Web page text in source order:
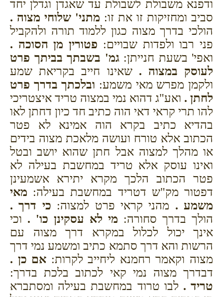
ודפנא משבולת לשבולת עד שאגדן וגדלן יחד
סביב ומחזיקות זו את זו: מתני' שלוחי מצוה .
הולכי בדרך מצוה כגון ללמוד תורה ולהקביל
פני רבו ולפדות שבויים: פטורין מן הסוכה .
ואפי' בשעת חנייתן:גמ' בשבתך בביתך פרט
לעוסק במצוה . שאינו חייב בקריאת שמע
ולקמן מפרש מאי משמע: ובלכתך בדרך פרט
לחתן . ואע"ג דהוא נמי במצוה טריד איצטריכי
להו תרי קראי דאי הוה כתיב חד כיון דחתן לאו
בהדיא כתיב בקרא הוה אמינא לא פטר
הכתוב אלא טורח ועושה מלאכת מצוה בידים
או מהלך למצוה אבל חתן שהוא יושב ובטל
ואינו עוסק אלא טריד במחשבת בעילה לא
פטר הכתוב הלכך מקרא יתירא אשמעינן
דפטור מק"ש דטריד במחשבת בעילה: מאי
משמע . מהני קראי פרט למצוה: כי דרך .
הולך בדרך סחורה: מי לא עסקינן כו' . וכי
אינך יכול לכלול במקרא דרך מצוה עם
הרשות והא דרך סתמא כתיב ומשמע נמי דרך
מצוה וקאמר רחמנא ליחייב לקרות: אם כן .
דבדרך מצוה נמי קאי לכתוב בלכת בדרך:
טריד . לבו טרוד במחשבת בעילה ומסתברא